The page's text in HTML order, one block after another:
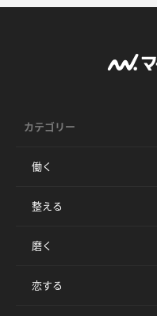
カテゴリー
働く
整える
磨く
恋する